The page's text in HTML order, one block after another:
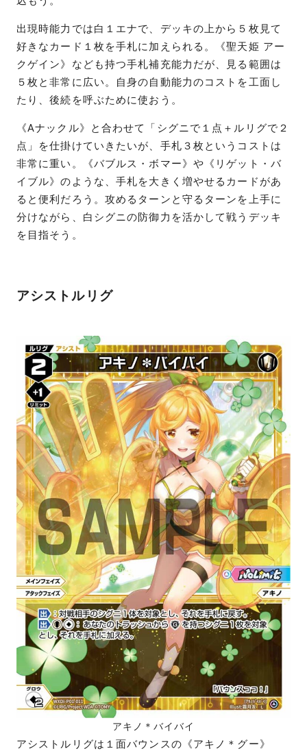
出現時能力では白１エナで、デッキの上から５枚見て
好きなカード１枚を手札に加えられる。《聖天姫 アー
クゲイン》なども持つ手札補充能力だが、見る範囲は
５枚と非常に広い。自身の自動能力のコストを工面し
たり、後続を呼ぶために使おう。
《Aナックル》と合わせて「シグニで１点＋ルリグで２
点」を仕掛けていきたいが、手札３枚というコストは
非常に重い。《バブルス・ボマー》や《リゲット・バ
イブル》のような、手札を大きく増やせるカードがあ
ると便利だろう。攻めるターンと守るターンを上手に
分けながら、白シグニの防御力を活かして戦うデッキ
を目指そう。
アシストルリグ
アキノ＊バイバイ
アシストルリグは１面バウンスの《アキノ＊グー》